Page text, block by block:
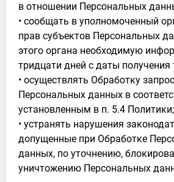
в отношении Персональных
• сообщать в уполномоченный
прав субъектов Персональных
этого органа необходимую
тридцати дней с даты получения
• осуществлять Обработку
Персональных данных в
установленным в п. 5.4 Политики;
• устранять нарушения
допущенные при Обработке
данных, по уточнению,
уничтожению Персональных